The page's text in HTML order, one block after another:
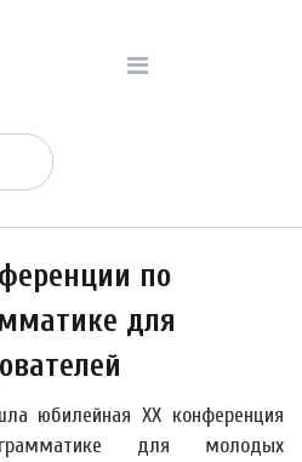
по
для
юбилейная XX конференция
для молодых